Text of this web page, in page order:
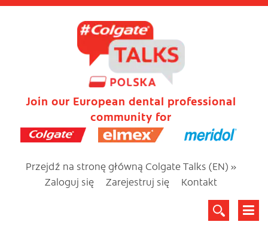
Join our European dental professional
community for
Przejdź na stronę główną Colgate Talks (EN) »
Zaloguj się
Zarejestruj się Kontakt